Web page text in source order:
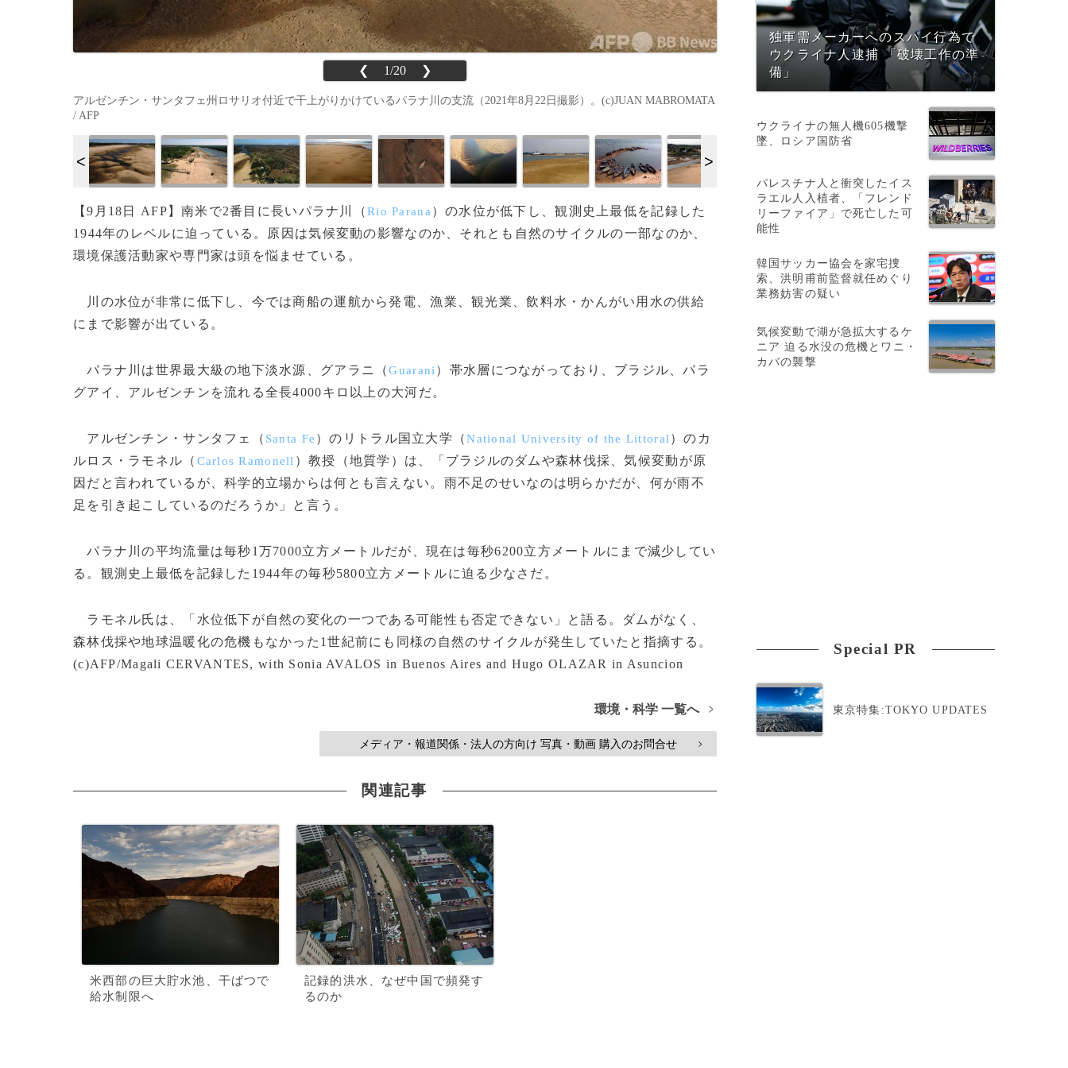
❮ 1/20 ❯
アルゼンチン・サンタフェ州ロサリオ付近で干上がりかけているパラナ川の支流（2021年8月22日撮影）。(c)JUAN MABROMATA
/ AFP
【9月18日 AFP】南米で2番目に長いパラナ川（Rio Parana ）の水位が低下し、観測史上最低を記録した
1944年のレベルに迫っている。原因は気候変動の影響なのか、それとも自然のサイクルの一部なのか、
環境保護活動家や専門家は頭を悩ませている。
川の水位が非常に低下し、今では商船の運航から発電、漁業、観光業、飲料水・かんがい用水の供給
にまで影響が出ている。
パラナ川は世界最大級の地下淡水源、グアラニ（Guarani ）帯水層につながっており、ブラジル、パラ
グアイ、アルゼンチンを流れる全長4000キロ以上の大河だ。
アルゼンチン・サンタフェ（ Santa Fe ）のリトラル国立大学（National University of the Littoral ）のカ
ルロス・ラモネル（ Carlos Ramonell ）教授（地質学）は、「ブラジルのダムや森林伐採、気候変動が原
因だと言われているが、科学的立場からは何とも言えない。雨不足のせいなのは明らかだが、何が雨不
足を引き起こしているのだろうか」と言う。
パラナ川の平均流量は毎秒1万7000立方メートルだが、現在は毎秒6200立方メートルにまで減少してい
る。観測史上最低を記録した1944年の毎秒5800立方メートルに迫る少なさだ。
ラモネル氏は、「水位低下が自然の変化の一つである可能性も否定できない」と語る。ダムがなく、
森林伐採や地球温暖化の危機もなかった1世紀前にも同様の自然のサイクルが発生していたと指摘する。
(c)AFP/Magali CERVANTES, with Sonia AVALOS in Buenos Aires and Hugo OLAZAR in Asuncion
環境・科学 一覧へ >
メディア・報道関係・法人の方向け 写真・動画 購入のお問合せ >
関連記事
米西部の巨大貯水池、干ばつで
給水制限へ
記録的洪水、なぜ中国で頻発す
るのか
独軍需メーカーへのスパイ行為で
ウクライナ人逮捕 「破壊工作の準
備」
ウクライナの無人機605機撃
墜、ロシア国防省
パレスチナ人と衝突したイス
ラエル人入植者、「フレンド
リーファイア」で死亡した可
能性
韓国サッカー協会を家宅捜
索、洪明甫前監督就任めぐり
業務妨害の疑い
気候変動で湖が急拡大するケ
ニア 迫る水没の危機とワニ・
カバの襲撃
Special PR
東京特集:TOKYO UPDATES